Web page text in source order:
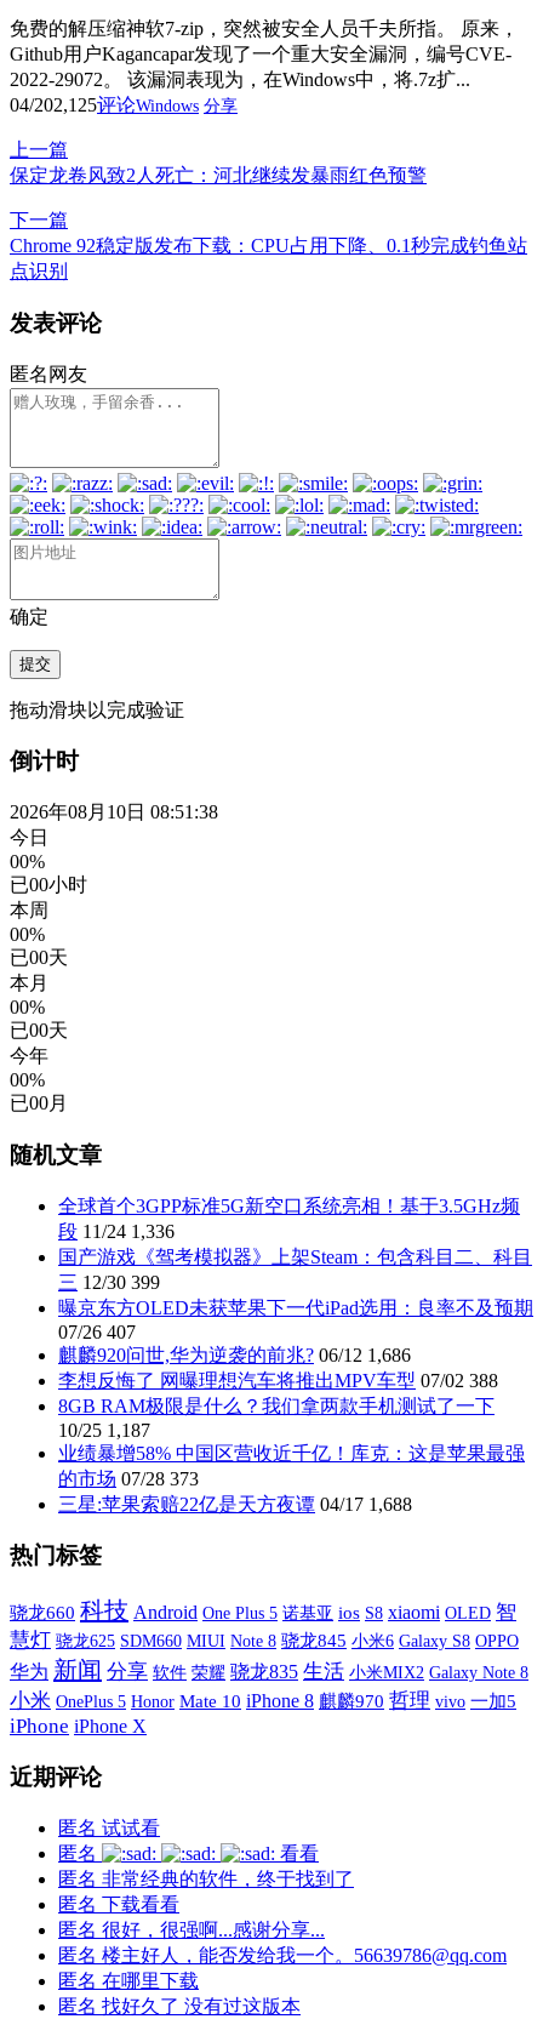
免费的解压缩神软7-zip，突然被安全人员千夫所指。 原来，
Github用户Kagancapar发现了一个重大安全漏洞，编号CVE-
2022-29072。 该漏洞表现为，在Windows中，将.7z扩...
04/202,125评论Windows 分享
上一篇
保定龙卷风致2人死亡：河北继续发暴雨红色预警
下一篇
Chrome 92稳定版发布下载：CPU占用下降、0.1秒完成钓鱼站
点识别
发表评论
匿名网友
确定
提交
拖动滑块以完成验证
倒计时
2026年08月10日 08:51:39
今日
00%
已00小时
本周
00%
已00天
本月
00%
已00天
今年
00%
已00月
随机文章
全球首个3GPP标准5G新空口系统亮相！基于3.5GHz频
段 11/24 1,336
国产游戏《驾考模拟器》上架Steam：包含科目二、科目
三 12/30 399
曝京东方OLED未获苹果下一代iPad选用：良率不及预期
07/26 407
麒麟920问世,华为逆袭的前兆? 06/12 1,686
李想反悔了 网曝理想汽车将推出MPV车型 07/02 388
8GB RAM极限是什么？我们拿两款手机测试了一下
10/25 1,187
业绩暴增58% 中国区营收近千亿！库克：这是苹果最强
的市场 07/28 373
三星:苹果索赔22亿是天方夜谭 04/17 1,688
热门标签
骁龙660 科技 Android One Plus 5 诺基亚 ios S8 xiaomi OLED 智
慧灯 骁龙625 SDM660 MIUI Note 8 骁龙845 小米6 Galaxy S8 OPPO
华为 新闻 分享 软件 荣耀 骁龙835 生活 小米MIX2 Galaxy Note 8
小米 OnePlus 5 Honor Mate 10 iPhone 8 麒麟970 哲理 vivo 一加5
iPhone iPhone X
近期评论
匿名 试试看
匿名
看看
匿名 非常经典的软件，终于找到了
匿名 下载看看
匿名 很好，很强啊...感谢分享...
匿名 楼主好人，能否发给我一个。56639786@qq.com
匿名 在哪里下载
匿名 找好久了 没有过这版本